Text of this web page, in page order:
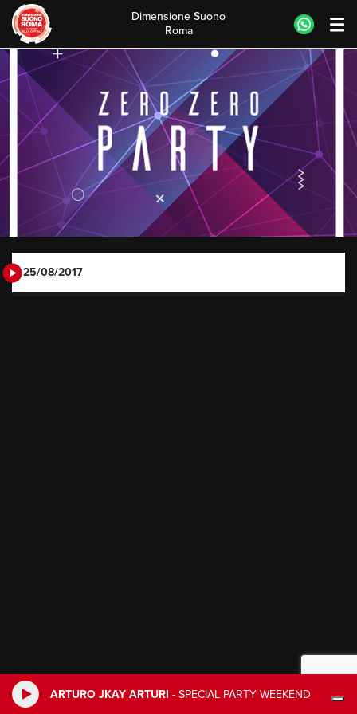
ARTURO JKAY ARTURI - SPECIAL PARTY WEEKEND
Skip
content
Dimensione Suono
Roma
25/08/2017